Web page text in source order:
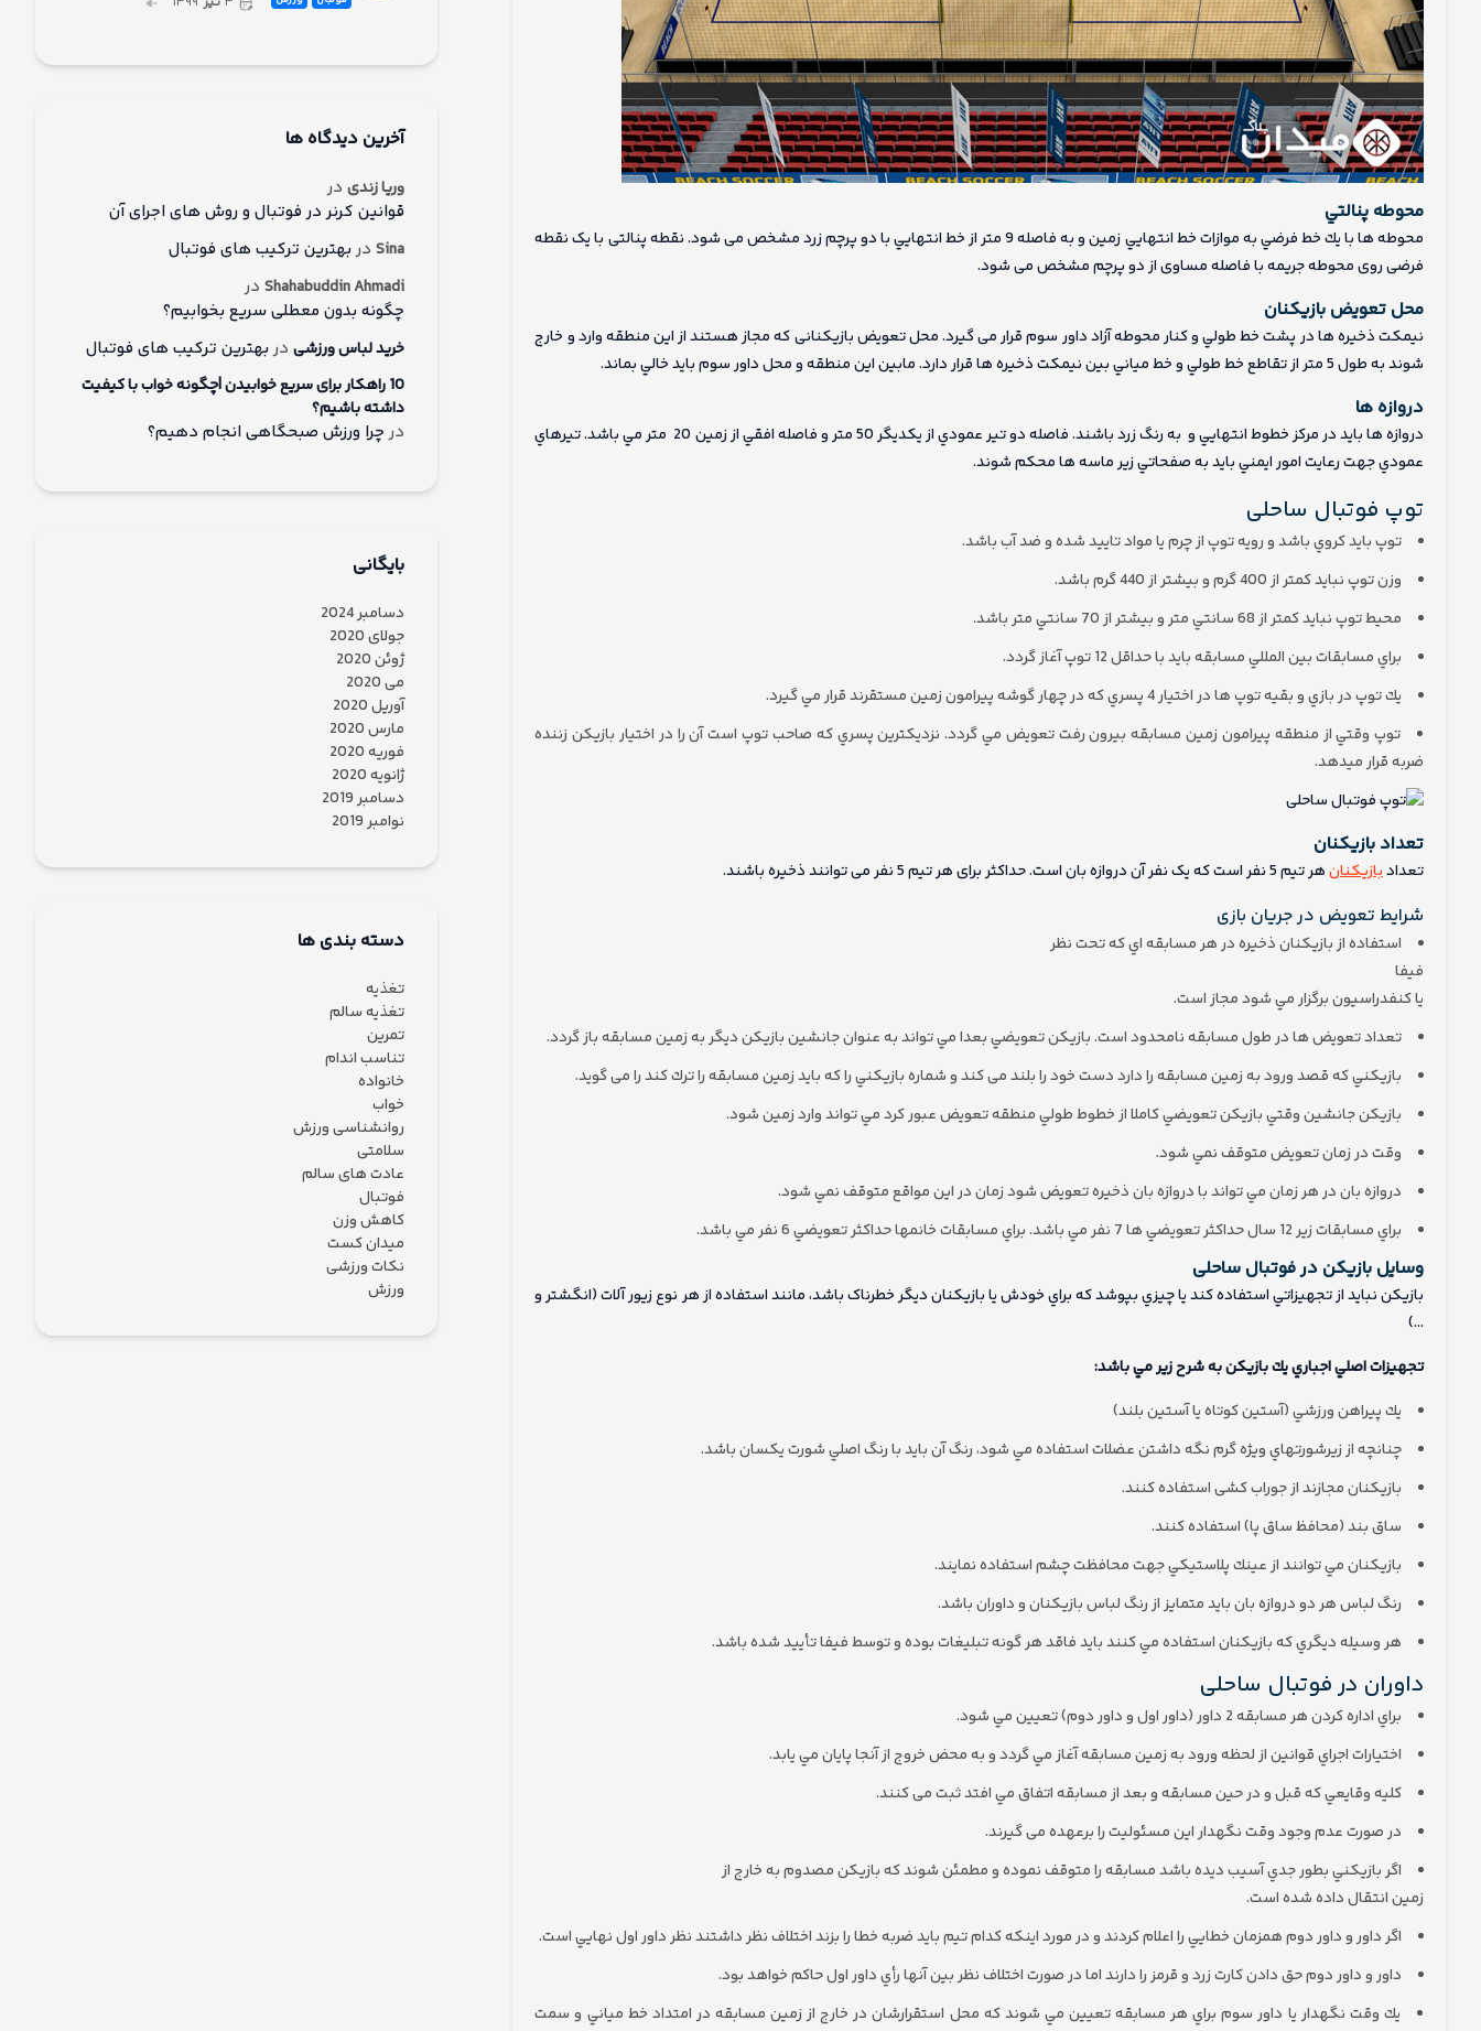
محوطه پنالتي
محوطه ها با يك خط فرضي به موازات خط انتهايي زمين و به فاصله 9 متر از خط انتهايي با دو پرچم زرد مشخص می شود. نقطه پنالتی با یک نقطه
فرضی روی محوطه جریمه با فاصله مساوی از دو پرچم مشخص می شود.
محل تعويض بازيكنان
نيمكت ذخيره ها در پشت خط طولي و کنار محوطه آزاد داور سوم قرار می گیرد. محل تعويض بازيكنانی كه مجاز هستند از اين منطقه وارد و خارج
شوند به طول 5 متر از تقاطع خط طولي و خط مياني بين نيمكت ذخيره ها قرار دارد. مابين اين منطقه و محل داور سوم بايد خالي بماند.
دروازه ها
دروازه ها بايد در مركز خطوط انتهايي و به رنگ زرد باشند. فاصله دو تير عمودي از يكديگر 50 متر و فاصله افقي از زمين 20 متر مي باشد. تيرهاي
عمودي جهت رعايت امور ايمني بايد به صفحاتي زير ماسه ها محکم شوند.
توپ فوتبال ساحلی
توپ بايد كروي باشد و رويه توپ از چرم يا مواد تایيد شده و ضد آب باشد.
وزن توپ نبايد كمتر از 400 گرم و بيشتر از 440 گرم باشد.
محيط توپ نبايد كمتر از 68 سانتي متر و بيشتر از 70 سانتي متر باشد.
براي مسابقات بين المللي مسابقه بايد با حداقل 12 توپ آغاز گردد.
يك توپ در بازي و بقيه توپ ها در اختيار 4 پسري كه در چهار گوشه پيرامون زمين مستقرند قرار مي گيرد.
توپ وقتي از منطقه پيرامون زمين مسابقه بيرون رفت تعويض مي گردد. نزديكترين پسري كه صاحب توپ است آن را در اختيار بازيكن زننده
ضربه قرار ميدهد.
تعداد بازیکنان
تعدادبازیکنانهر تیم 5 نفر است که یک نفر آن دروازه بان است. حداکثر برای هر تیم 5 نفر می توانند ذخیره باشند.
شرایط تعویض در جریان بازی
استفاده از بازيكنان ذخيره در هر مسابقه اي كه تحت نظر
فيفا
يا كنفدراسيون برگزار مي شود مجاز است.
تعداد تعويض ها در طول مسابقه نامحدود است. بازيكن تعويضي بعدا مي تواند به عنوان جانشين بازيكن ديگر به زمين مسابقه باز گردد.
بازيكني كه قصد ورود به زمين مسابقه را دارد دست خود را بلند می کند و شماره بازيكني را كه بايد زمين مسابقه را ترك كند را می گوید.
بازيكن جانشين وقتي بازيكن تعويضي كاملا از خطوط طولي منطقه تعويض عبور كرد مي تواند وارد زمين شود.
وقت در زمان تعويض متوقف نمي شود.
دروازه بان در هر زمان مي تواند با دروازه بان ذخيره تعويض شود زمان در اين مواقع متوقف نمي شود.
براي مسابقات زير 12 سال حداكثر تعويضي ها 7 نفر مي باشد. براي مسابقات خانمها حداكثر تعويضي 6 نفر مي باشد.
وسایل بازيكن در فوتبال ساحلی
بازيكن نبايد از تجهيزاتي استفاده کند يا چيزي بپوشد كه براي خودش يا بازيكنان ديگر خطرناک باشد، مانند استفاده از هر نوع زيور آلات (انگشتر و
…)
تجهيزات اصلي اجباري يك بازيكن به شرح زیر مي باشد:
يك پيراهن ورزشي (آستين كوتاه يا آستين بلند)
چنانچه از زيرشورتهاي ويژه گرم نگه داشتن عضلات استفاده مي شود، رنگ آن بايد با رنگ اصلي شورت يكسان باشد.
بازيكنان مجازند از جوراب كشی استفاده کنند.
ساق بند (محافظ ساق پا) استفاده کنند.
بازيكنان مي توانند از عينك پلاستيكي جهت محافظت چشم استفاده نمايند.
رنگ لباس هر دو دروازه بان بايد متمايز از رنگ لباس بازيكنان و داوران باشد.
هر وسيله ديگري كه بازيكنان استفاده مي كنند بايد فاقد هر گونه تبليغات بوده و توسط فيفا تأیيد شده باشد.
داوران در فوتبال ساحلی
براي اداره كردن هر مسابقه 2 داور (داور اول و داور دوم) تعيين مي شود.
اختيارات اجراي قوانين از لحظه ورود به زمين مسابقه آغاز مي گردد و به محض خروج از آنجا پايان مي يابد.
كليه وقايعي كه قبل و در حين مسابقه و بعد از مسابقه اتفاق مي افتد ثبت می کنند.
در صورت عدم وجود وقت نگهدار اين مسئوليت را برعهده می گیرند.
اگر بازيكني بطور جدي آسيب ديده باشد مسابقه را متوقف نموده و مطمئن شوند كه بازيكن مصدوم به خارج از
زمين انتقال داده شده است.
اگر داور و داور دوم همزمان خطايي را اعلام كردند و در مورد اينكه كدام تيم بايد ضربه خطا را بزند اختلاف نظر داشتند نظر داور اول نهايي است.
داور و داور دوم حق دادن كارت زرد و قرمز را دارند اما در صورت اختلاف نظر بين آنها رأي داور اول حاكم خواهد بود.
يك وقت نگهدار یا داور سوم براي هر مسابقه تعيين مي شوند كه محل استقرارشان در خارج از زمين مسابقه در امتداد خط مياني و سمت
آخرین دیدگاه ها
وریا زندیدر
قوانین کرنر در فوتبال و روش های اجرای آن
Sinaدربهترین ترکیب های فوتبال
Shahabuddin Ahmadiدر
چگونه بدون معطلی سریع بخوابیم؟
خرید لباس ورزشیدربهترین ترکیب های فوتبال
10 راهکار برای سریع خوابیدن |چگونه خواب با کیفیت
داشته باشیم؟
درچرا ورزش صبحگاهی انجام دهیم؟
بایگانی
دسامبر 2024
جولای 2020
ژوئن 2020
می 2020
آوریل 2020
مارس 2020
فوریه 2020
ژانویه 2020
دسامبر 2019
نوامبر 2019
دسته بندی ها
تغذیه
تغذیه سالم
تمرین
تناسب اندام
خانواده
خواب
روانشناسی ورزش
سلامتی
عادت های سالم
فوتبال
کاهش وزن
میدان کست
نکات ورزشی
ورزش